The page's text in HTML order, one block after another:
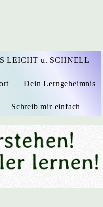
LEICHT u. SCHNELL
Dein Lerngeheimnis
Schreib mir einfach